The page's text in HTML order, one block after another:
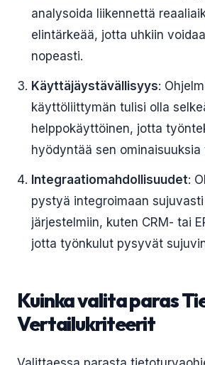
analysoida liikennettä
elintärkeää, jotta uhkiin
nopeasti.
Käyttäjäystävällisyys:
käyttöliittymän tulisi olla
helppokäyttöinen, jotta
hyödyntää sen ominaisuuksia
Integraatiomahdollisuudet:
pystyä integroimaan
järjestelmiin, kuten CRM- tai
jotta työnkulut pysyvät
Kuinka valita paras
Vertailukriteerit